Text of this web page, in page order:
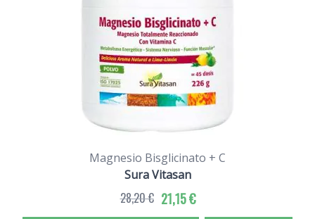
Magnesio Bisglicinato + C
Sura Vitasan
21,15 €
28,20 €